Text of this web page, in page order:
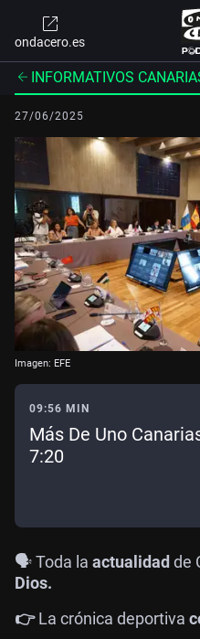
ondacero.es
INFORMATIVOS
27/06/2025
Imagen: EFE
09:56 MIN
Más De Uno
7:20
🗣️ Toda la actualidad de
Dios.
👉La crónica deportiva